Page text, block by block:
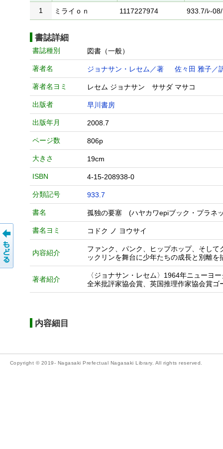
1 ミライｏｎ 1117227974 933.7/ﾚ-08/
書誌詳細
書誌種別 図書（一般）
著者名 ジョナサン・レセム／著 佐々田 雅子／
著者名ヨミ レセム ジョナサン ササダ マサコ
出版者 早川書房
出版年月 2008.7
ページ数 806p
大きさ 19cm
ISBN 4-15-208938-0
分類記号 933.7
書名 孤独の要塞 (ハヤカワepiブック・プラネ
書名ヨミ コドク ノ ヨウサイ
内容紹介
ファンク、パンク、ヒップホップ、そし
ックリンを舞台に少年たちの成長と別離を
著者紹介
〈ジョナサン・レセム〉1964年ニューヨ
全米批評家協会賞、英国推理作家協会賞ゴ
内容細目
Copyright © 2019- Nagasaki Prefectual Nagasaki Library. All rights reserved.